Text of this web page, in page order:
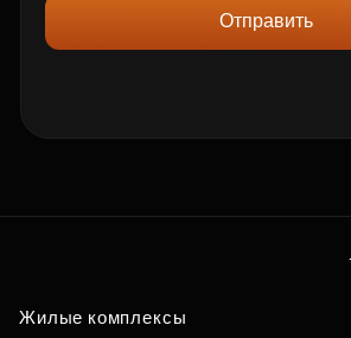
Отправить
Жилые комплексы